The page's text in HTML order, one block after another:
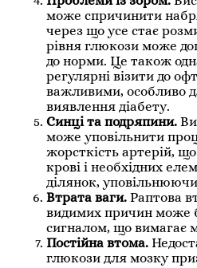
може спричинити
через що усе стає
рівня глюкози може
до норми. Це також
регулярні візити до
важливими, особливо
виявлення діабету.
Синці та подряпини.
може уповільнити
жорсткість артерій,
крові і необхідних
ділянок,
Втрата ваги. Раптова
видимих причин може
сигналом, що вимагає
Постійна втома.
глюкози для мозку